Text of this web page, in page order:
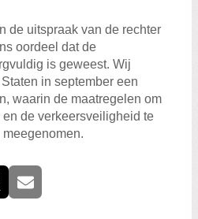
de uitspraak van de rechter
oordeel dat de
is geweest. Wij
in september een
waarin de maatregelen om
en de verkeersveiligheid te
E-mail